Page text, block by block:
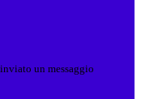
un messaggio